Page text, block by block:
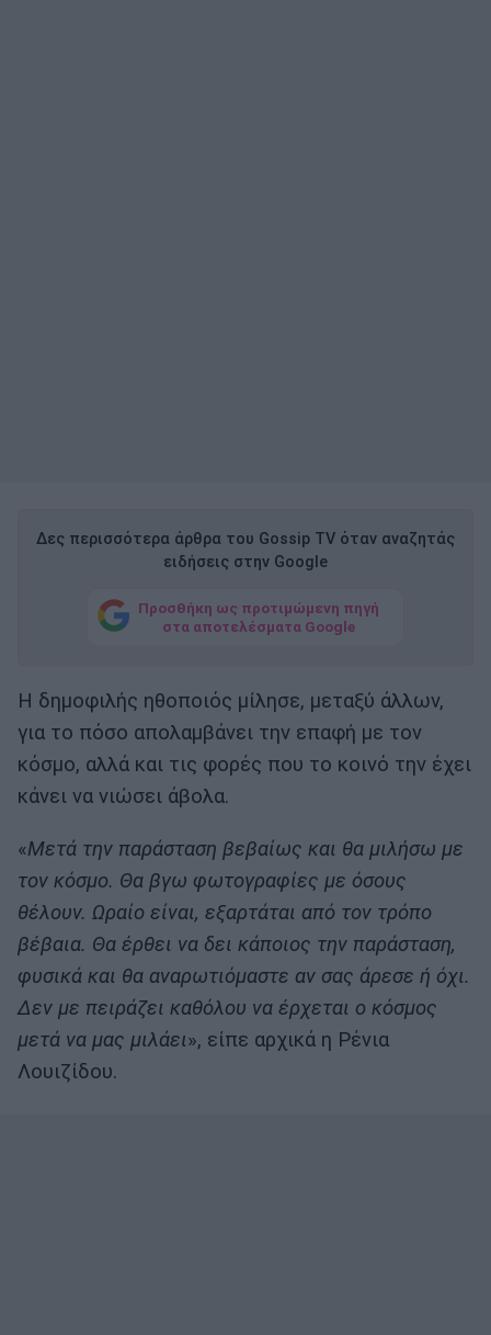
Δες περισσότερα άρθρα του Gossip TV όταν αναζητάς
ειδήσεις στην Google
Προσθήκη ως προτιμώμενη πηγή
στα αποτελέσματα Google
Η δημοφιλής ηθοποιός μίλησε, μεταξύ άλλων,
για το πόσο απολαμβάνει την επαφή με τον
κόσμο, αλλά και τις φορές που το κοινό την έχει
κάνει να νιώσει άβολα.
«Μετά την παράσταση βεβαίως και θα μιλήσω με
τον κόσμο. Θα βγω φωτογραφίες με όσους
θέλουν. Ωραίο είναι, εξαρτάται από τον τρόπο
βέβαια. Θα έρθει να δει κάποιος την παράσταση,
φυσικά και θα αναρωτιόμαστε αν σας άρεσε ή όχι.
Δεν με πειράζει καθόλου να έρχεται ο κόσμος
μετά να μας μιλάει», είπε αρχικά η Ρένια
Λουιζίδου.